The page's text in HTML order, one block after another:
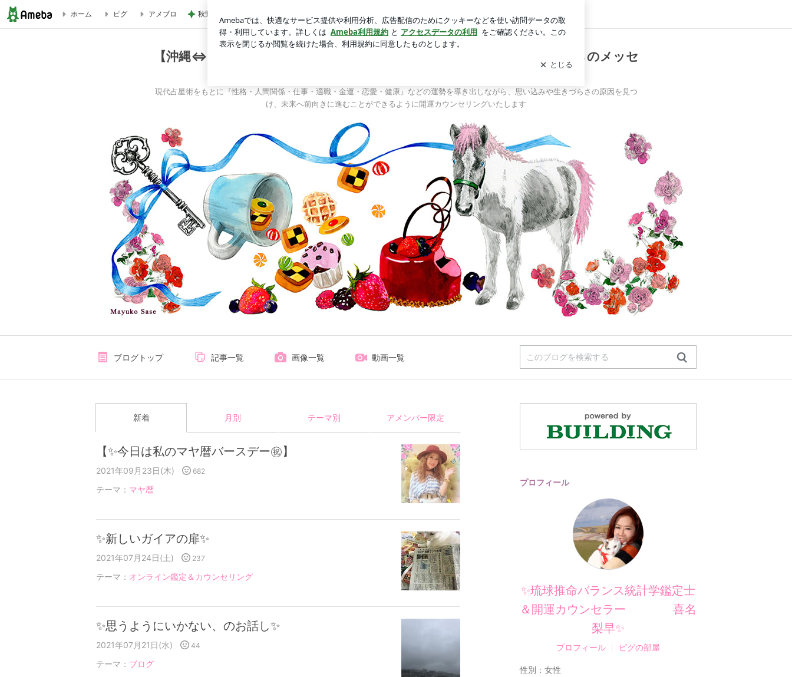
ブログ記事一覧｜【沖縄⇔全国】 ✨コワいほど当たる『琉球推命バランス統計学』＆宇宙からのメッセージ『マヤ暦』＆ココロの『開運カウンセリング』 ✨
ホーム ピグ アメブロ 秋野 嬉しい頂き物の美味しい茶豆 ログイン
【沖縄⇔全国】 ✨コワいほど当たる『琉球推命バランス統計学』＆宇宙からのメッセ
ージ『マヤ暦』＆ココロの『開運カウンセリング』 ✨
現代占星術をもとに『性格・人間関係・仕事・適職・金運・恋愛・健康』などの運勢を導き出しながら、思い込みや生きづらさの原因を見つ
け、未来へ前向きに進むことができるように開運カウンセリングいたします
ブログトップ 記事一覧 画像一覧 動画一覧
新着 月別 テーマ別 アメンバー限定
【✨今日は私のマヤ暦バースデー㊗】
2021年09月23日(木) 682
テーマ： マヤ暦
✨新しいガイアの扉✨
2021年07月24日(土) 237
テーマ： オンライン鑑定＆カウンセリング
✨思うようにいかない、のお話し✨
2021年07月21日(水) 44
テーマ： ブログ
プロフィール
✨琉球推命バランス統計学鑑定士
＆開運カウンセラー 喜名
梨早✨
プロフィール ピグの部屋
性別： 女性